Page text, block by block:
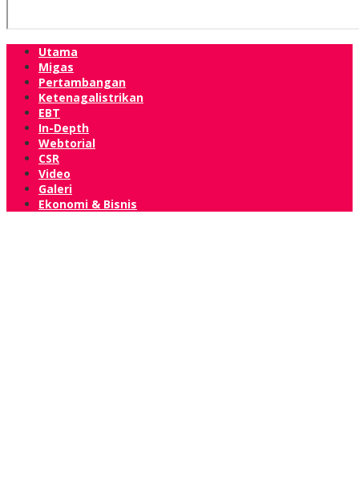
Utama
Migas
Pertambangan
Ketenagalistrikan
EBT
In-Depth
Webtorial
CSR
Video
Galeri
Ekonomi & Bisnis